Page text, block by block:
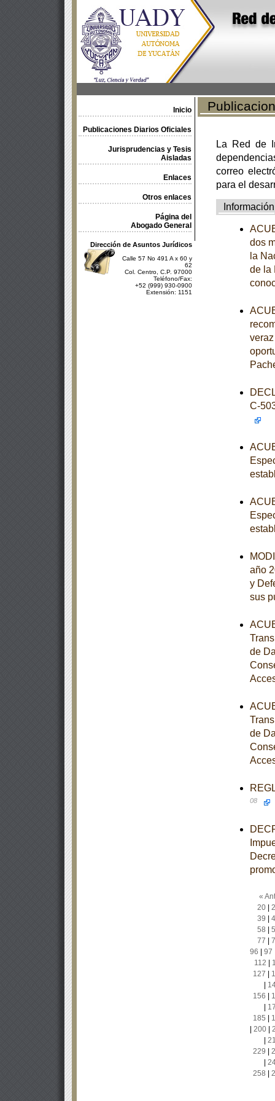
Inicio
Publicaciones Diarios Oficiales
Jurisprudencias y Tesis
Aisladas
Enlaces
Otros enlaces
Página del
Abogado General
Dirección de Asuntos Jurídicos
Calle 57 No 491 A x 60 y
62
Col. Centro, C.P. 97000
Teléfono/Fax:
+52 (999) 930-0900
Extensión: 1151
La Red de
correo
para el
Información
dos
la
de la
C-
año
y
sus
de
de
08
«
20|
39
58
77
96
97
112
127
156
185
200|
229
258